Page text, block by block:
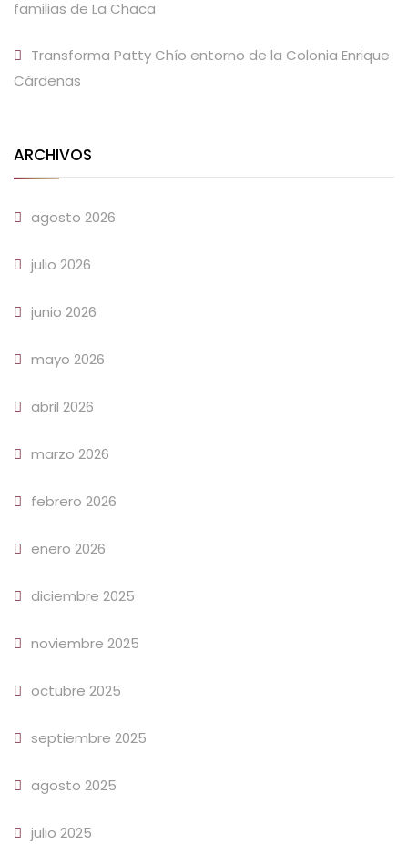
familias de La Chaca
Transforma Patty Chío entorno de la Colonia Enrique
Cárdenas
ARCHIVOS
agosto 2026
julio 2026
junio 2026
mayo 2026
abril 2026
marzo 2026
febrero 2026
enero 2026
diciembre 2025
noviembre 2025
octubre 2025
septiembre 2025
agosto 2025
julio 2025